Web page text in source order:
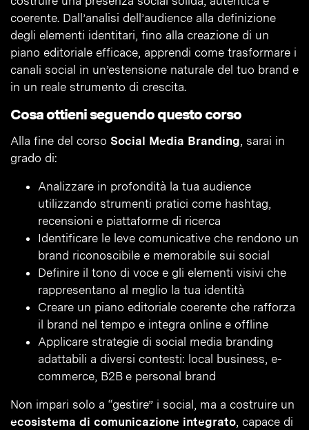
coerente. Dall’analisi dell’audience alla definizione
degli elementi identitari, fino alla creazione di un
piano editoriale efficace, apprendi come trasformare i
canali social in un’estensione naturale del tuo brand e
in un reale strumento di crescita.
Cosa ottieni seguendo questo corso
Alla fine del corso Social Media Branding, sarai in
grado di:
Analizzare in profondità la tua audience
utilizzando strumenti pratici come hashtag,
recensioni e piattaforme di ricerca
Identificare le leve comunicative che rendono un
brand riconoscibile e memorabile sui social
Definire il tono di voce e gli elementi visivi che
rappresentano al meglio la tua identità
Creare un piano editoriale coerente che rafforza
il brand nel tempo e integra online e offline
Applicare strategie di social media branding
adattabili a diversi contesti: local business, e-
commerce, B2B e personal brand
Non impari solo a “gestire” i social, ma a costruire un
ecosistema di comunicazione integrato, capace di